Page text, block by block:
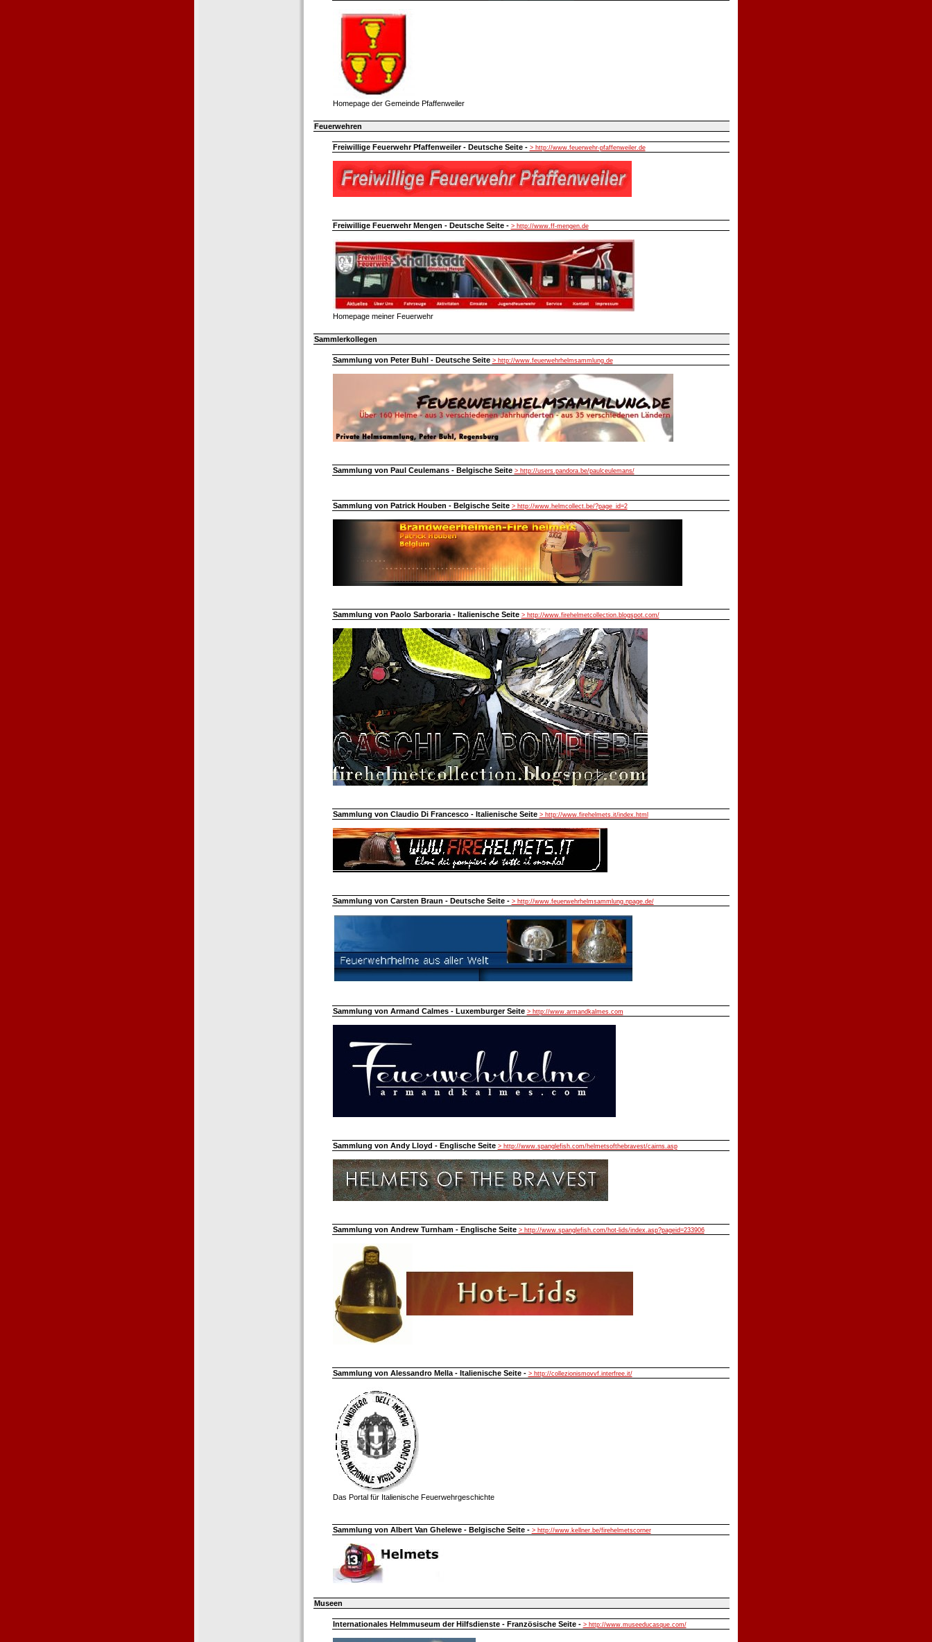
Homepage der Gemeinde Pfaffenweiler
Feuerwehren
Freiwillige Feuerwehr Pfaffenweiler - Deutsche Seite - > http://www.feuerwehr-pfaffenweiler.de
Freiwillige Feuerwehr Mengen - Deutsche Seite - > http://www.ff-mengen.de
Homepage meiner Feuerwehr
Sammlerkollegen
Sammlung von Peter Buhl - Deutsche Seite > http://www.feuerwehrhelmsammlung.de
Sammlung von Paul Ceulemans - Belgische Seite > http://users.pandora.be/paulceulemans/
Sammlung von Patrick Houben - Belgische Seite > http://www.helmcollect.be/?page_id=2
Sammlung von Paolo Sarboraria - Italienische Seite > http://www.firehelmetcollection.blogspot.com/
Sammlung von Claudio Di Francesco - Italienische Seite > http://www.firehelmets.it/index.html
Sammlung von Carsten Braun - Deutsche Seite - > http://www.feuerwehrhelmsammlung.npage.de/
Sammlung von Armand Calmes - Luxemburger Seite > http://www.armandkalmes.com
Sammlung von Andy Lloyd - Englische Seite > http://www.spanglefish.com/helmetsofthebravest/cairns.asp
Sammlung von Andrew Turnham - Englische Seite > http://www.spanglefish.com/hot-lids/index.asp?pageid=233906
Sammlung von Alessandro Mella - Italienische Seite - > http://collezionismovvf.interfree.it/
Das Portal für Italienische Feuerwehrgeschichte
Sammlung von Albert Van Ghelewe - Belgische Seite - > http://www.kellner.be/firehelmetscorner
Museen
Internationales Helmmuseum der Hilfsdienste - Französische Seite - > http://www.museeducasque.com/